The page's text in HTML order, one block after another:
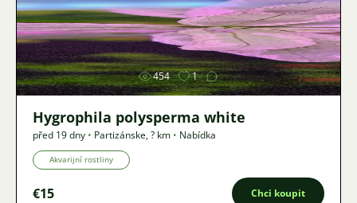
Obrázek
454 1
Hygrophila polysperma white
před 19 dny • Partizánske,? km • Nabídka
Akvarijní rostliny
€15 Chci koupit